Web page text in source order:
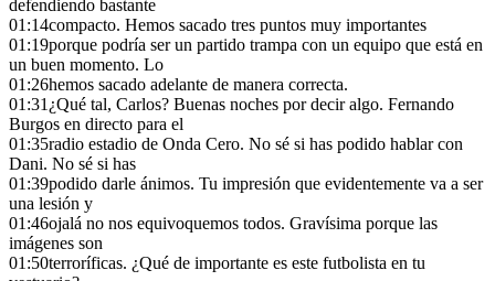
defendiendo bastante
01:14compacto. Hemos sacado tres puntos muy importantes
01:19porque podría ser un partido trampa con un equipo que está en
un buen momento. Lo
01:26hemos sacado adelante de manera correcta.
01:31¿Qué tal, Carlos? Buenas noches por decir algo. Fernando
Burgos en directo para el
01:35radio estadio de Onda Cero. No sé si has podido hablar con
Dani. No sé si has
01:39podido darle ánimos. Tu impresión que evidentemente va a ser
una lesión y
01:46ojalá no nos equivoquemos todos. Gravísima porque las
imágenes son
01:50terroríficas. ¿Qué de importante es este futbolista en tu